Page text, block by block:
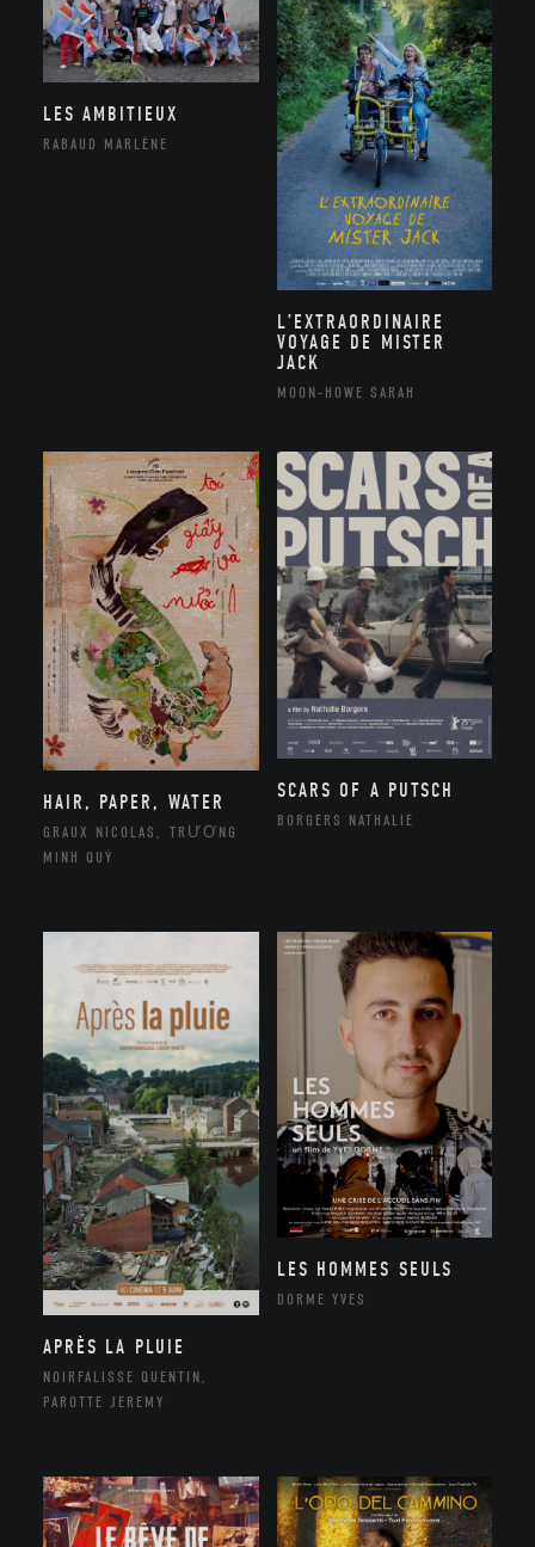
LES AMBITIEUX
RABAUD MARLÈNE
L’EXTRAORDINAIRE
VOYAGE DE MISTER
JACK
MOON-HOWE SARAH
HAIR, PAPER, WATER
GRAUX NICOLAS, TRƯƠNG
MINH QUÝ
SCARS OF A PUTSCH
BORGERS NATHALIE
APRÈS LA PLUIE
NOIRFALISSE QUENTIN,
PAROTTE JEREMY
LES HOMMES SEULS
DORME YVES